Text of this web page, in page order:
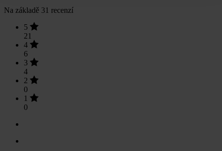
Na základě 31 recenzí
5
21
4
6
3
4
2
0
1
0